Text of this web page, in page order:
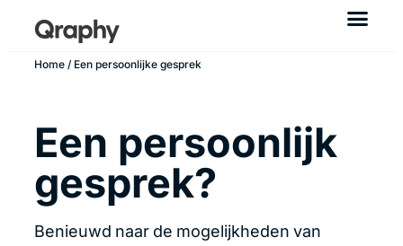
Home / Een persoonlijke gesprek
Een persoonlijk
gesprek?
Benieuwd naar de mogelijkheden van